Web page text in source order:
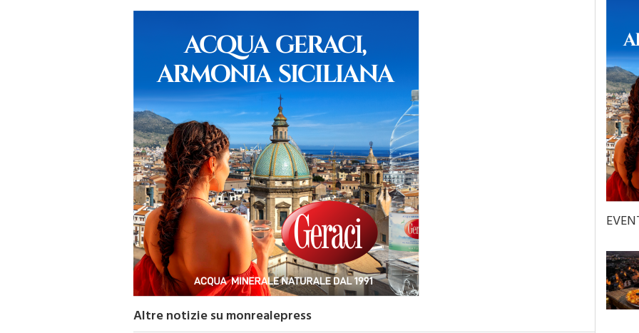
Altre notizie su monrealepress